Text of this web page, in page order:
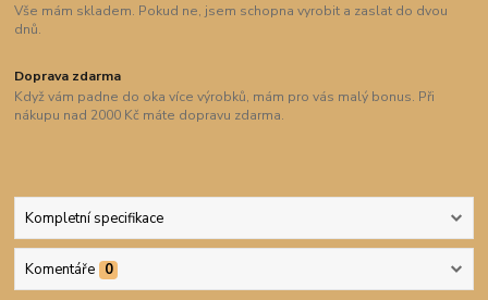
Vše mám skladem. Pokud ne, jsem schopna vyrobit a zaslat do dvou
dnů.
Doprava zdarma
Když vám padne do oka více výrobků, mám pro vás malý bonus. Při
nákupu nad 2000 Kč máte dopravu zdarma.
Kompletní specifikace
Komentáře 0